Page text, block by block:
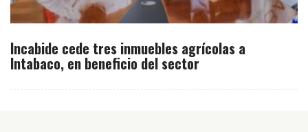
Incabide cede tres inmuebles agrícolas a
Intabaco, en beneficio del sector